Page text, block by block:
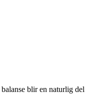
blir en naturlig del